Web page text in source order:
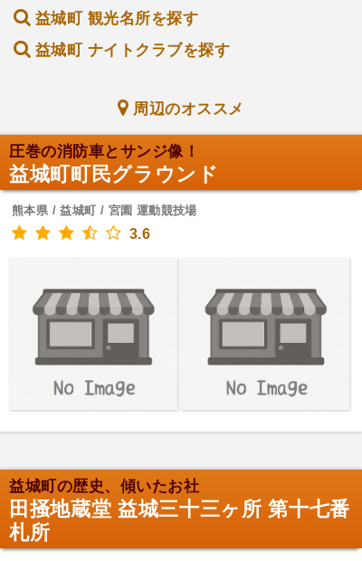
益城町 観光名所を探す
益城町 ナイトクラブを探す
周辺のオススメ
圧巻の消防車とサンジ像！
益城町町民グラウンド
熊本県 / 益城町 / 宮園 運動競技場
3.6
益城町の歴史、傾いたお社
田掻地蔵堂 益城三十三ヶ所 第十七番
札所